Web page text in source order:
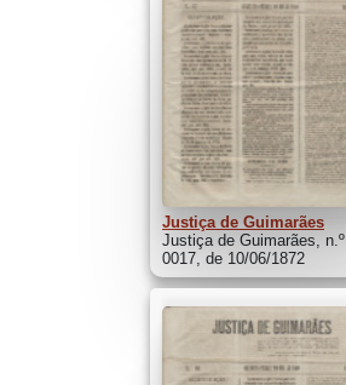
Justiça de Guimarães
Justiça de Guimarães, n.º
0017, de 10/06/1872